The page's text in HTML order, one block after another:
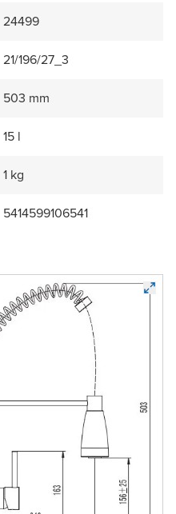
24499
21/196/27_3
503 mm
15 l
1 kg
5414599106541